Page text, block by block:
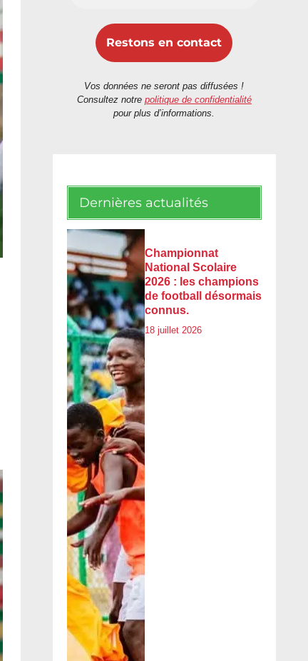
Vos données ne seront pas diffusées !
Consultez notre politique de confidentialité
pour plus d’informations.
Dernières actualités
Championnat
National Scolaire
2026 : les champions
de football désormais
connus.
18 juillet 2026